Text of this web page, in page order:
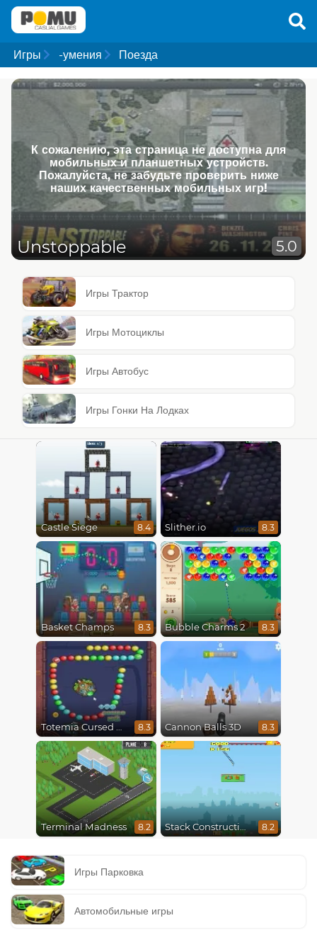
Игры -умения Поезда
К сожалению, эта страница не доступна для
мобильных и планшетных устройств.
Пожалуйста, не забудьте проверить ниже
наших качественных мобильных игр!
Unstoppable 5.0
Игры Трактор
Игры Мотоциклы
Игры Автобус
Игры Гонки На Лодках
Castle Siege 8.4 Slither.io 8.3
Basket Champs 8.3 Bubble Charms 2 8.3
Totemia Cursed Marbles 8.3 Cannon Balls 3D 8.3
Terminal Madness 8.2 Stack Construction 8.2
Игры Парковка
Автомобильные игры